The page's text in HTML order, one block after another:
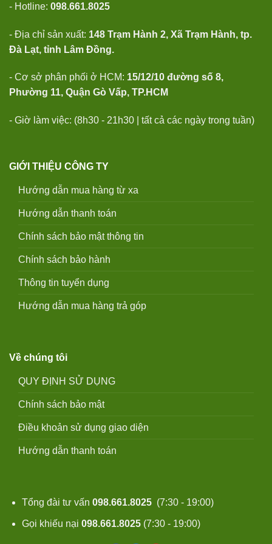
- Hotline: 098.661.8025
- Địa chỉ sản xuất: 148 Trạm Hành 2, Xã Trạm Hành, tp.
Đà Lạt, tỉnh Lâm Đồng.
- Cơ sở phân phối ở HCM: 15/12/10 đường số 8,
Phường 11, Quận Gò Vấp, TP.HCM
- Giờ làm việc: (8h30 - 21h30 | tất cả các ngày trong tuần)
GIỚI THIỆU CÔNG TY
Hướng dẫn mua hàng từ xa
Hướng dẫn thanh toán
Chính sách bảo mật thông tin
Chính sách bảo hành
Thông tin tuyển dụng
Hướng dẫn mua hàng trả góp
Về chúng tôi
QUY ĐỊNH SỬ DỤNG
Chính sách bảo mật
Điều khoản sử dụng giao diện
Hướng dẫn thanh toán
Tổng đài tư vấn 098.661.8025(7:30 - 19:00)
Gọi khiếu nại 098.661.8025(7:30 - 19:00)